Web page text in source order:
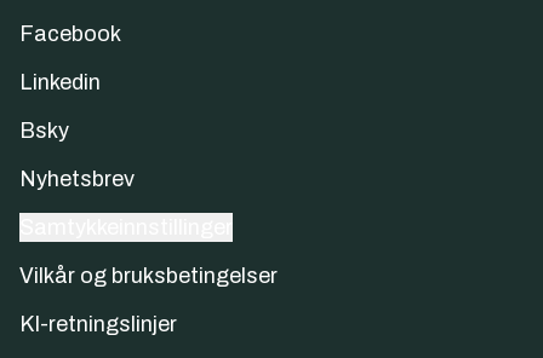
Facebook
Linkedin
Bsky
Nyhetsbrev
Vilkår og bruksbetingelser
KI-retningslinjer